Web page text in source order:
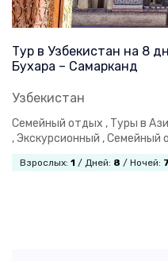
Тур в Узбекистан на 8
Бухара – Самарканд
Узбекистан
Семейный отдых , Туры в
,Экскурсионный ,Семейный
Взрослых: 1 / Дней: 8 / Ночей: 7